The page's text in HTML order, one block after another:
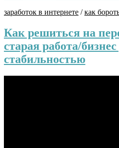
заработок в интернете /как
Как решиться на
старая работа/
стабильностью